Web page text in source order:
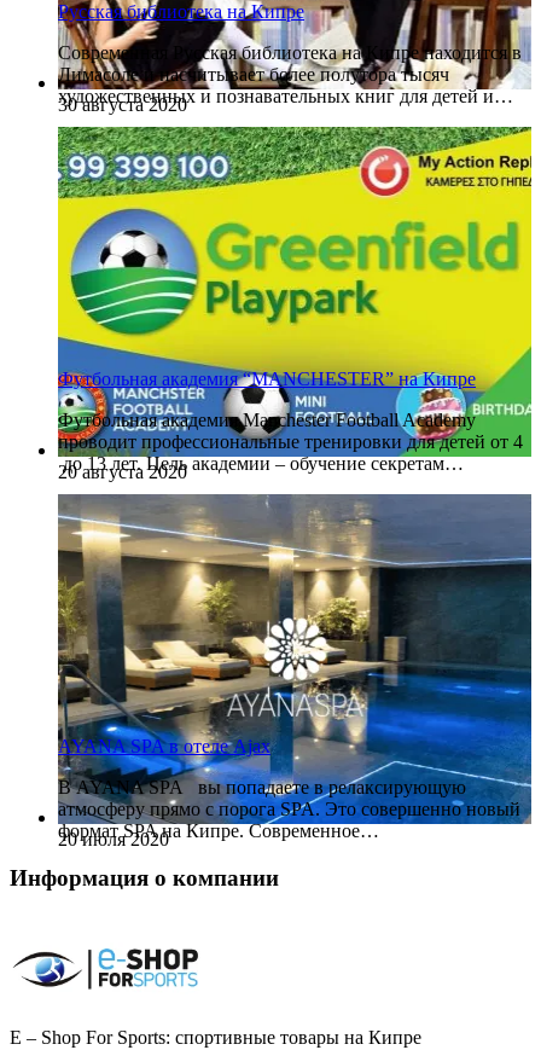
30 августа 2020
Русская библиотека на Кипре
Современная Русская библиотека на Кипре находится в
Лимасоле и насчитывает более полутора тысяч
художественных и познавательных книг для детей и…
20 августа 2020
Футбольная академия “MANCHESTER” на Кипре
Футбольная академия Manchester Football Academy
проводит профессиональные тренировки для детей от 4
до 13 лет. Цель академии – обучение секретам…
20 июля 2020
AYANA SPA в отеле Ajax
В AYANA SPA вы попадаете в релаксирующую
атмосферу прямо с порога SPA. Это совершенно новый
формат SPA на Кипре. Современное…
Информация о компании
E – Shop For Sports: спортивные товары на Кипре